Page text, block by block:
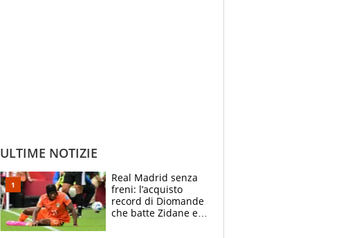
ULTIME NOTIZIE
Real Madrid senza
freni: l’acquisto
record di Diomande
che batte Zidane e